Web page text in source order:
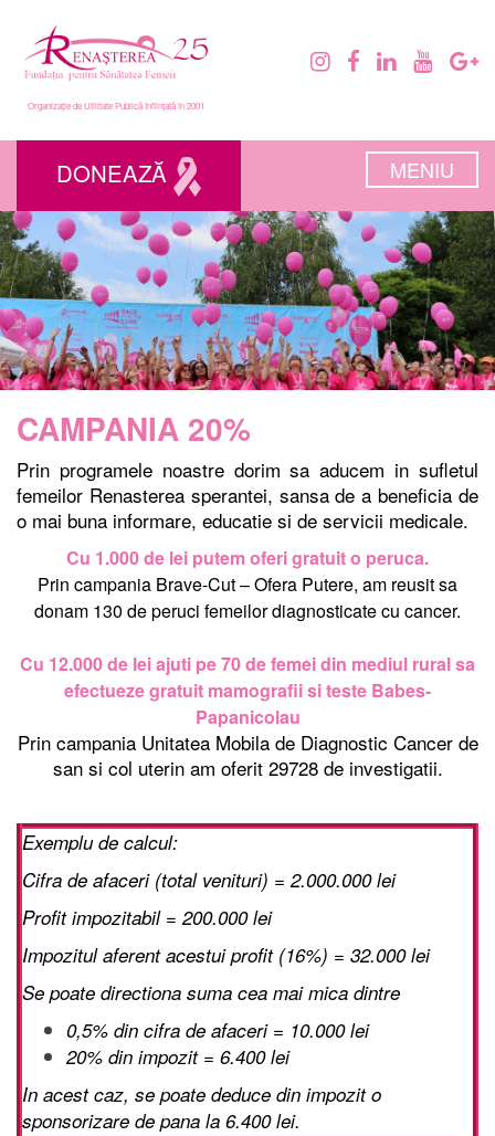
Organizație de Utilitate Publică înființată în 2001
DONEAZĂ MENIU
CAMPANIA 20%
Prin programele noastre dorim sa aducem in sufletul
femeilor Renasterea sperantei, sansa de a beneficia de
o mai buna informare, educatie si de servicii medicale.
Cu 1.000 de lei putem oferi gratuit o peruca.
Prin campania Brave-Cut – Ofera Putere, am reusit sa
donam 130 de peruci femeilor diagnosticate cu cancer.
Cu 12.000 de lei ajuti pe70 de femei din mediul rural sa
efectueze gratuit mamografii si teste Babes-
Papanicolau
Prin campania Unitatea Mobila de Diagnostic Cancer de
san si col uterin am oferit 29728 de investigatii.
Exemplu de calcul:
Cifra de afaceri (total venituri) = 2.000.000 lei
Profit impozitabil = 200.000 lei
Impozitul aferent acestui profit (16%) = 32.000 lei
Se poate directiona suma cea mai mica dintre
0,5% din cifra de afaceri = 10.000 lei
20% din impozit = 6.400 lei
In acest caz, se poate deduce din impozit o
sponsorizare de pana la 6.400 lei.